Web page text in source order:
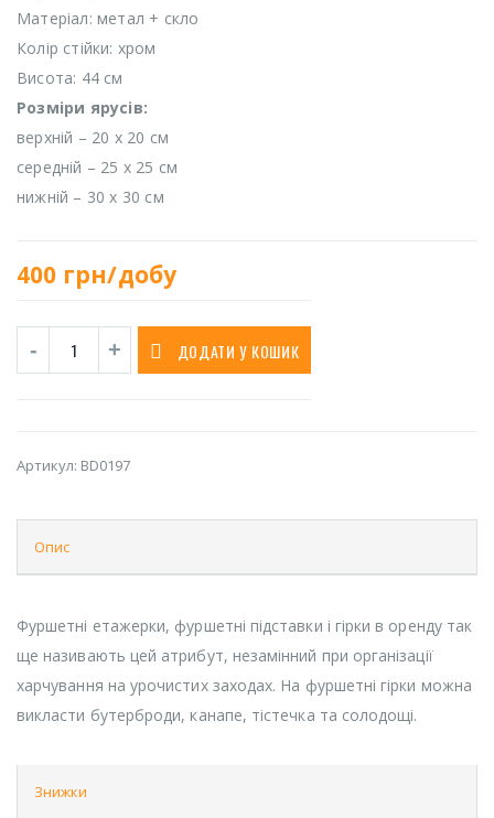
Матеріал: метал + скло
Колір стійки: хром
Висота: 44 см
Розміри ярусів:
верхній – 20 х 20 см
середній – 25 х 25 см
нижній – 30 х 30 см
400 грн/добу
ДОДАТИ У КОШИК
Артикул: BD0197
Опис
Фуршетні етажерки, фуршетні підставки і гірки в оренду так
ще називають цей атрибут, незамінний при організації
харчування на урочистих заходах. На фуршетні гірки можна
викласти бутерброди, канапе, тістечка та солодощі.
Знижки